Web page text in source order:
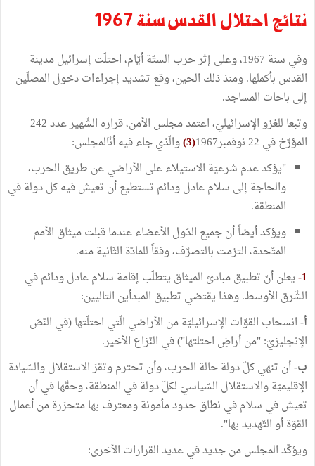
نتائج احتلال القدس سنة 1967
وفي سنة 1967، وعلى إثر حرب الستّة أيّام، احتلّت إسرائيل مدينة
القدس بأكملها. ومنذ ذلك الحين، وقع تشديد إجراءات دخول المصلّين
إلى باحات المساجد.
وتبعا للغزو الإسرائيليّ، اعتمد مجلس الأمن، قراره الشّهير عدد 242
المؤرّخ في 22 نوفمبر1967
(3) والّذي جاء فيه أنّالمجلس:
"يؤكد عدم شرعيّة الاستيلاء على الأراضي عن طريق الحرب،
والحاجة إلى سلام عادل ودائم تستطيع أن تعيش فيه كل دولة في
المنطقة.
ويؤكد أيضاً أنّ جميع الدّول الأعضاء عندما قبلت ميثاق الأمم
المتّحدة، التزمت بالتصرّف، وفقاً للمادّة الثّانية منه.
1- يعلن أنّ تطبيق مبادئ الميثاق يتطلّب إقامة سلام عادل ودائم في
الشّرق الأوسط. وهذا يقتضي تطبيق المبدأين التاليين:
أ‌-انسحاب القوّات الإسرائيليّة من الأراضي الّتي احتلّتها (في النّصّ
الإنجليزيّ: "من أراضِ احتلتها") في النّزاع الأخير.
ب‌-أن تنهي كلّ دولة حالة الحرب، وأن تحترم وتقرّ الاستقلال والسّيادة
الإقليميّة والاستقلال السّياسيّ لكلّ دولة في المنطقة، وحقّها في أن
تعيش في سلام في نطاق حدود مأمونة ومعترف بها متحرّرة من أعمال
القوّة أو التّهديد بها".
ويؤكّد المجلس من جديد في عديد القرارات الأخرى: